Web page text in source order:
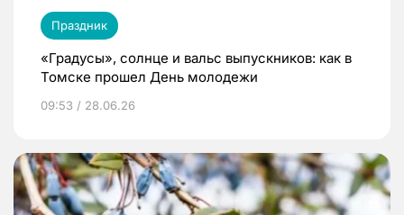
Праздник
«Градусы», солнце и вальс выпускников: как в
Томске прошел День молодежи
09:53 / 28.06.26